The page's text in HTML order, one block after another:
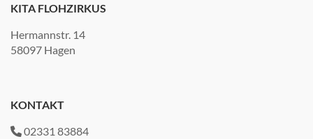
KITA FLOHZIRKUS
Hermannstr. 14
58097 Hagen
KONTAKT
02331 83884